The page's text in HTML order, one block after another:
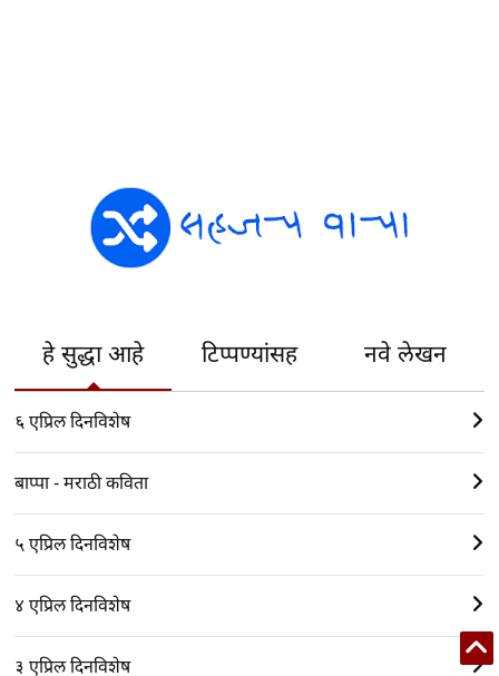
हे सुद्धा आहे टिप्पण्यांसह नवे लेखन
६ एप्रिल दिनविशेष
बाप्पा - मराठी कविता
५ एप्रिल दिनविशेष
४ एप्रिल दिनविशेष
३ एप्रिल दिनविशेष